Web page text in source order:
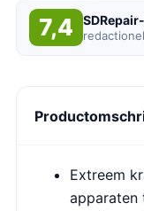
7,4
Extreem
apparaten